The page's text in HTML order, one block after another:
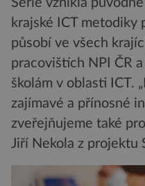
Série vznikla
krajské ICT metodiky
působí ve všech
pracovištích NPI ČR
školám v oblasti ICT.
zajímavé a přínosné
zveřejňujeme také
Jiří Nekola z projektu